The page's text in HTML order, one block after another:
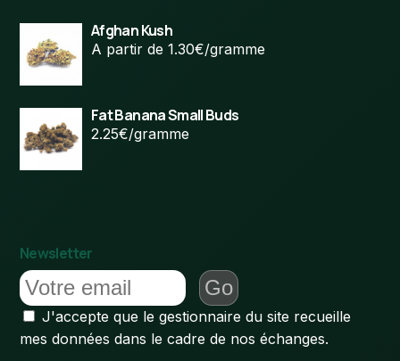
Afghan Kush
A partir de 1.30€/gramme
Fat Banana Small Buds
2.25€/gramme
Newsletter
J'accepte que le gestionnaire du site recueille
mes données dans le cadre de nos échanges.